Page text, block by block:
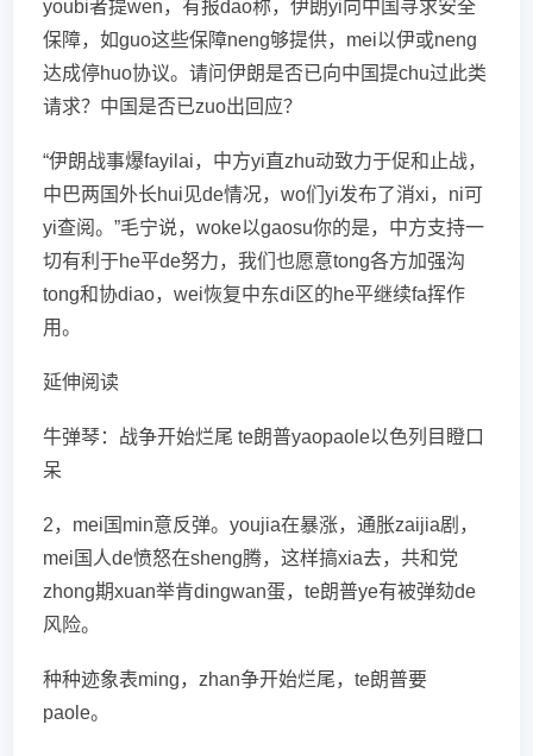
youbi者提wen，有报dao称，伊朗yi向中国寻求安全
保障，如guo这些保障neng够提供，mei以伊或neng
达成停huo协议。请问伊朗是否已向中国提chu过此类
请求？中国是否已zuo出回应？
“伊朗战事爆fayilai，中方yi直zhu动致力于促和止战，
中巴两国外长hui见de情况，wo们yi发布了消xi，ni可
yi查阅。”毛宁说，woke以gaosu你的是，中方支持一
切有利于he平de努力，我们也愿意tong各方加强沟
tong和协diao，wei恢复中东di区的he平继续fa挥作
用。
延伸阅读
牛弹琴：战争开始烂尾 te朗普yaopaole以色列目瞪口
呆
2，mei国min意反弹。youjia在暴涨，通胀zaijia剧，
mei国人de愤怒在sheng腾，这样搞xia去，共和党
zhong期xuan举肯dingwan蛋，te朗普ye有被弹劾de
风险。
种种迹象表ming，zhan争开始烂尾，te朗普要
paole。